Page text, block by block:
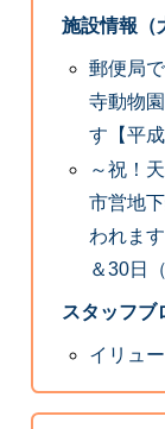
施設情報（
郵便局
寺動物
す【平
～祝！
市営地
われま
＆30日
スタッフブ
イリュ